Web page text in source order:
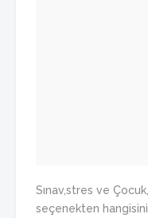
Sınav,stres ve
seçenekten